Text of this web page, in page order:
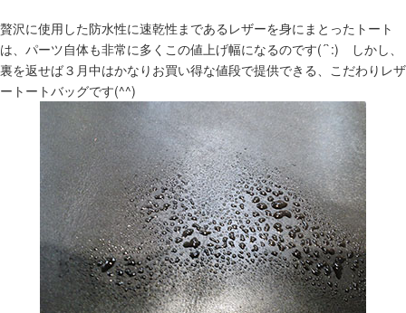
贅沢に使用した防水性に速乾性まであるレザーを身にまとったトート
は、パーツ自体も非常に多くこの値上げ幅になるのです(´`:) しかし、
裏を返せば３月中はかなりお買い得な値段で提供できる、こだわりレザ
ートートバッグです(^^)